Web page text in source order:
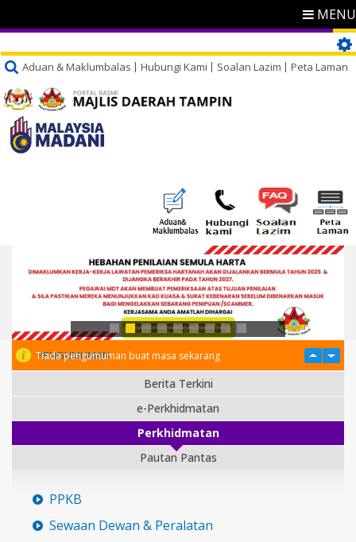
MENU
Aduan & Maklumbalas Hubungi Kami Soalan Lazim Peta Laman
PENGUMUMAN
Tiada pengumuman buat masa sekarang
Berita Terkini
e-Perkhidmatan
Perkhidmatan
Pautan Pantas
PPKB
Sewaan Dewan & Peralatan